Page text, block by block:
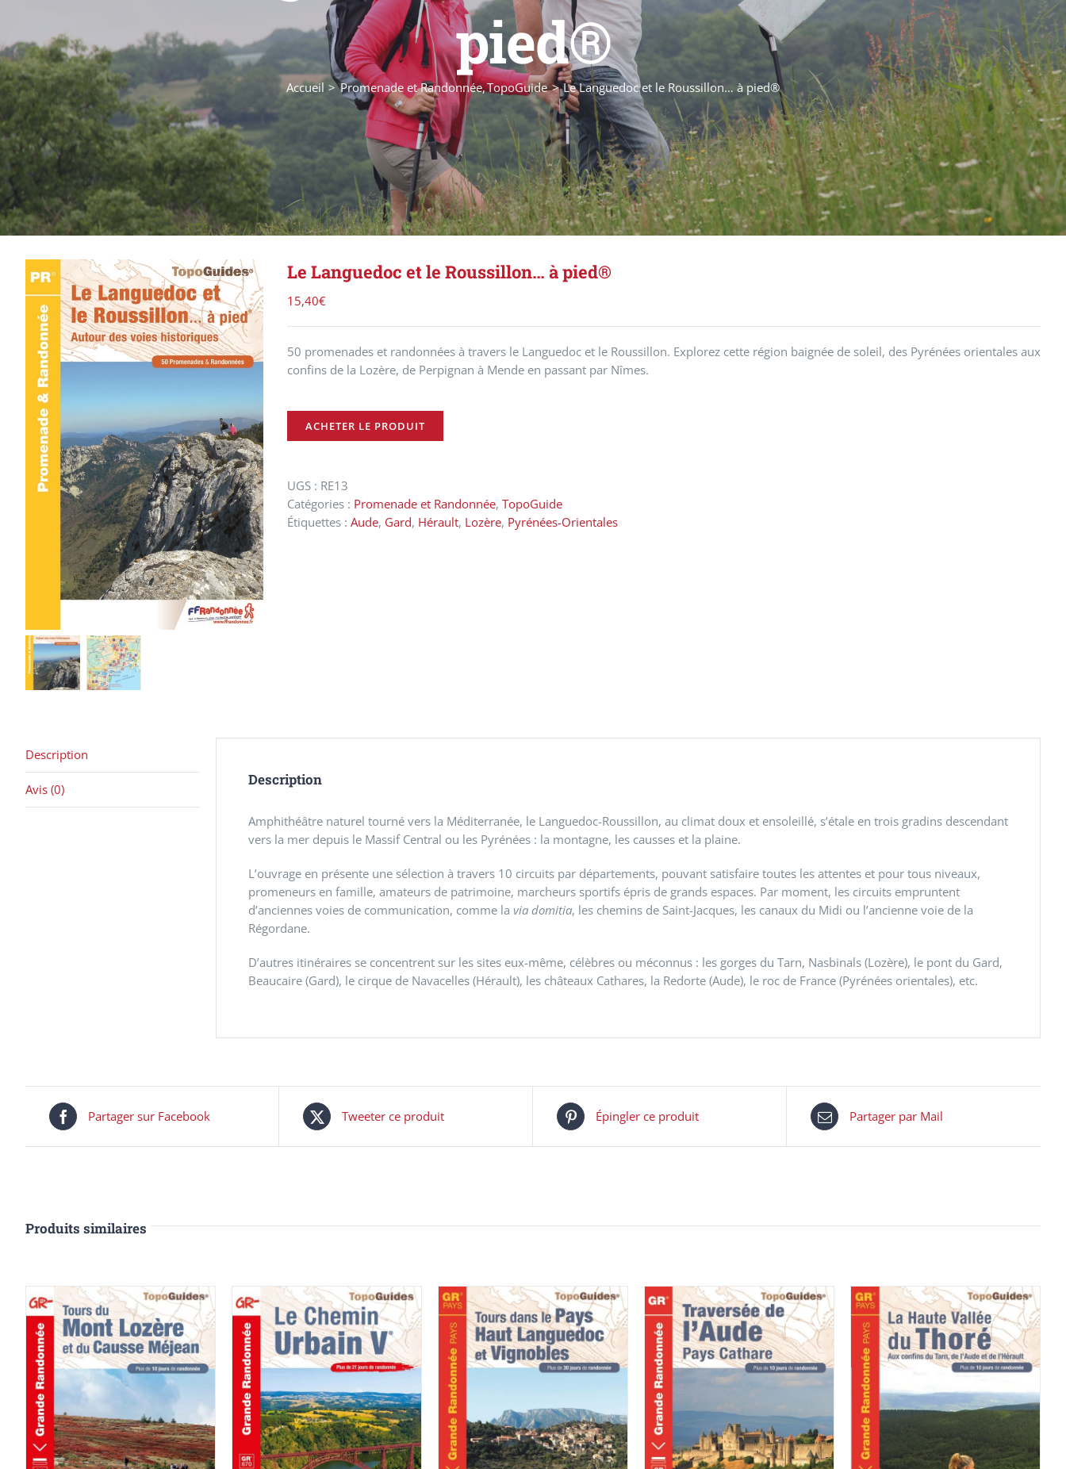
pied®
Accueil Promenade et Randonnée TopoGuide Le Languedoc et le Roussillon… à pied®
Le Languedoc et le Roussillon… à pied®
15,40€
50 promenades et randonnées à travers le Languedoc et le Roussillon. Explorez cette région baignée de soleil, des Pyrénées orientales aux
confins de la Lozère, de Perpignan à Mende en passant par Nîmes.
ACHETER LE PRODUIT
UGS : RE13
Catégories : Promenade et Randonnée, TopoGuide
Étiquettes : Aude, Gard, Hérault, Lozère, Pyrénées-Orientales
Description
Avis (0)
Description
Amphithéâtre naturel tourné vers la Méditerranée, le Languedoc-Roussillon, au climat doux et ensoleillé, s’étale en trois gradins descendant
vers la mer depuis le Massif Central ou les Pyrénées : la montagne, les causses et la plaine.
L’ouvrage en présente une sélection à travers 10 circuits par départements, pouvant satisfaire toutes les attentes et pour tous niveaux,
promeneurs en famille, amateurs de patrimoine, marcheurs sportifs épris de grands espaces. Par moment, les circuits empruntent
d’anciennes voies de communication, comme la via domitia, les chemins de Saint-Jacques, les canaux du Midi ou l’ancienne voie de la
Régordane.
D’autres itinéraires se concentrent sur les sites eux-même, célèbres ou méconnus : les gorges du Tarn, Nasbinals (Lozère), le pont du Gard,
Beaucaire (Gard), le cirque de Navacelles (Hérault), les châteaux Cathares, la Redorte (Aude), le roc de France (Pyrénées orientales), etc.
Partager sur Facebook Tweeter ce produit Épingler ce produit Partager par Mail
Produits similaires
AJOUTER AU PANIER
/
DÉTAILS
AJOUTER AU PANIER
/
DÉTAILS
ACHETER LE PRODUIT
/
DÉTAILS
ACHETER LE PRODUIT
DÉTAILS
ACHETER LE PRODUIT
DÉTAILS